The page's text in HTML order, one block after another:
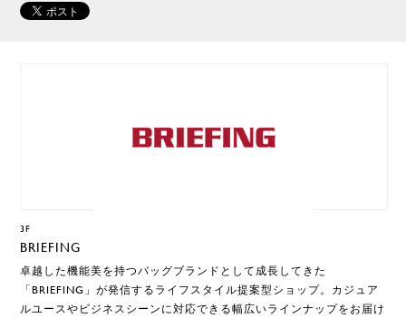
3F
BRIEFING
卓越した機能美を持つバッグブランドとして成長してきた
「BRIEFING」が発信するライフスタイル提案型ショップ。カジュア
ルユースやビジネスシーンに対応できる幅広いラインナップをお届け